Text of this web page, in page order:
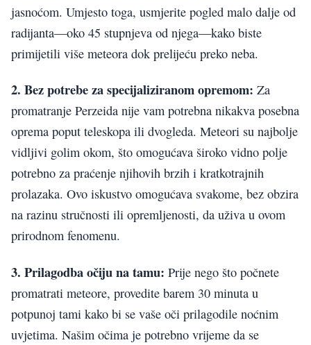
jasnoćom. Umjesto toga, usmjerite pogled malo dalje od
radijanta—oko 45 stupnjeva od njega—kako biste
primijetili više meteora dok prelijeću preko neba.
2. Bez potrebe za specijaliziranom opremom: Za
promatranje Perzeida nije vam potrebna nikakva posebna
oprema poput teleskopa ili dvogleda. Meteori su najbolje
vidljivi golim okom, što omogućava široko vidno polje
potrebno za praćenje njihovih brzih i kratkotrajnih
prolazaka. Ovo iskustvo omogućava svakome, bez obzira
na razinu stručnosti ili opremljenosti, da uživa u ovom
prirodnom fenomenu.
3. Prilagodba očiju na tamu: Prije nego što počnete
promatrati meteore, provedite barem 30 minuta u
potpunoj tami kako bi se vaše oči prilagodile noćnim
uvjetima. Našim očima je potrebno vrijeme da se